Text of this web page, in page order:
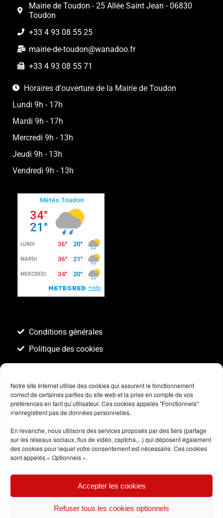
Notre site Internet utilise des cookies qui assurent le fonctionnement
correct de certaines parties du site web et la prise en compte de vos
préférences en tant qu’utilisateur. Ces cookies appelés "Fonctionnels"
n'enregistrent pas de données personnelles.
En revanche, nous utilisons des services proposés par des tiers (partage
sur les réseaux sociaux, flux de vidéo, captcha,...) qui déposent également
des cookies pour lequel votre consentement est nécessaire. Ces cookies
sont appelés « Optionnels ».
Accepter les cookies
Refuser tous les cookies optionnels
Mairie de Toudon - 25 Allée Saint Jean - 06830
Toudon
+33 4 93 08 55 25
mairie-de-toudon@wanadoo.fr
+33 4 93 08 55 71
Horaires d'ouverture de la Mairie de Toudon
Lundi 9h - 17h
Mardi 9h - 17h
Mercredi 9h - 13h
Jeudi 9h - 13h
Vendredi 9h - 13h
Conditions générales
Politique des cookies